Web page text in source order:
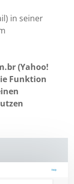
in seiner
(Yahoo!
Funktion